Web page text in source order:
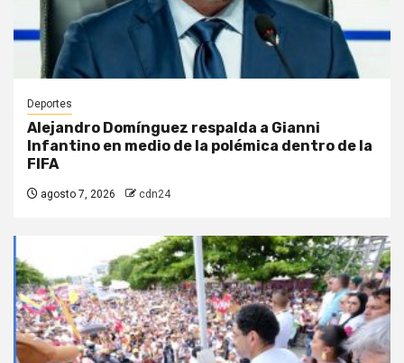
Deportes
Alejandro Domínguez respalda a Gianni
Infantino en medio de la polémica dentro de la
FIFA
agosto 7, 2026 cdn24